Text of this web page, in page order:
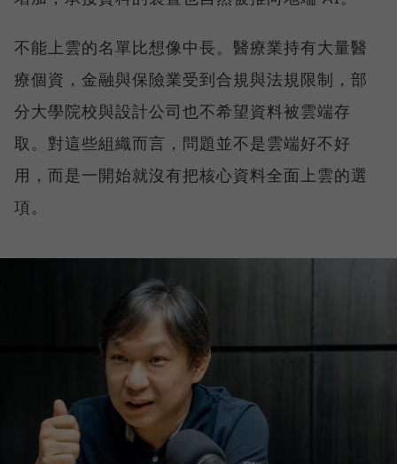
不能上雲的名單比想像中長。醫療業持有大量醫
療個資，金融與保險業受到合規與法規限制，部
分大學院校與設計公司也不希望資料被雲端存
取。對這些組織而言，問題並不是雲端好不好
用，而是一開始就沒有把核心資料全面上雲的選
項。